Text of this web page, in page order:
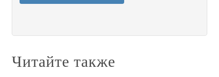
Читайте также